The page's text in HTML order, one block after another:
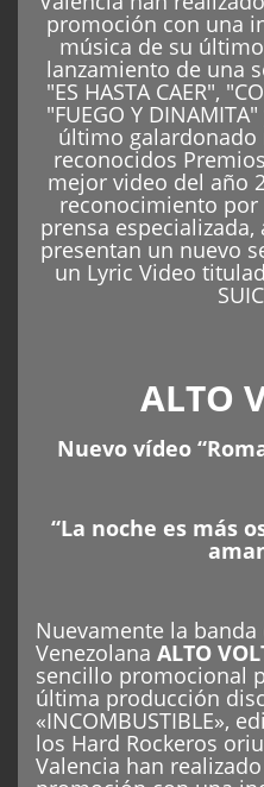
ALTO
Nuevo vídeo
“La noche es más
Nuevamente la banda
Venezolana ALTO
sencillo promocional
última producción
«INCOMBUSTIBLE»,
los Hard Rockeros
Valencia han